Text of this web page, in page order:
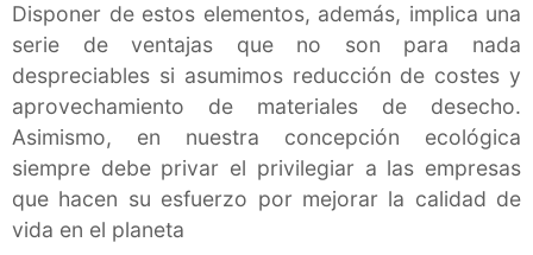
Disponer de estos elementos, además, implica una
serie de ventajas que no son para nada
despreciables si asumimos reducción de costes y
aprovechamiento de materiales de desecho.
Asimismo, en nuestra concepción ecológica
siempre debe privar el privilegiar a las empresas
que hacen su esfuerzo por mejorar la calidad de
vida en el planeta